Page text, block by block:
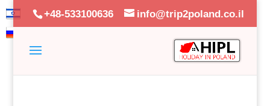
+48-533100636 info@trip2poland.co.il